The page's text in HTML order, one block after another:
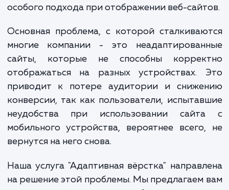
настольные компьютеры, ноутбуки,
каждое из этих устройств имеет
специфические характеристики и
особого подхода при отображении веб-
Основная проблема, с которой
многие компании - это
сайты, которые не способны
отображаться на разных устройствах.
конверсии, так как пользователи,
неудобства при использовании